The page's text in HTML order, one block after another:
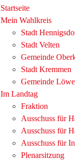
Startseite
Mein Wahlkreis
Stadt
Stadt Velten
Gemeinde
Stadt Kremmen
Gemeinde
Im Landtag
Fraktion
Ausschuss für
Ausschuss für
Ausschuss für
Plenarsitzung